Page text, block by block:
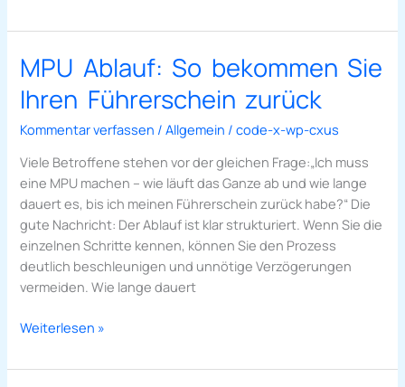
MPU Ablauf: So bekommen Sie
Ihren Führerschein zurück
Kommentar verfassen /Allgemein /code-x-wp-cxus
Viele Betroffene stehen vor der gleichen Frage:„Ich muss
eine MPU machen – wie läuft das Ganze ab und wie lange
dauert es, bis ich meinen Führerschein zurück habe?“ Die
gute Nachricht: Der Ablauf ist klar strukturiert. Wenn Sie die
einzelnen Schritte kennen, können Sie den Prozess
deutlich beschleunigen und unnötige Verzögerungen
vermeiden. Wie lange dauert
MPU
Ablauf:
So
bekommen
Ihren
Führerschein
zurück
Weiterlesen »